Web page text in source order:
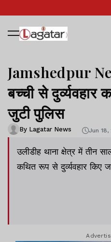
Jamshedpur
बच्ची से
जुटी पुलिस
By Lagatar News Jun 18,
उलीडीह थाना क्षेत्र में तीन
कथित रूप से दुर्व्यवहार किए